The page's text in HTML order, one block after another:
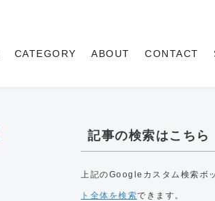
CATEGORY ABOUT CONTACT
記事の検索はこちら
上記のGoogleカスタム検索ボ
ト全体を検索できます。